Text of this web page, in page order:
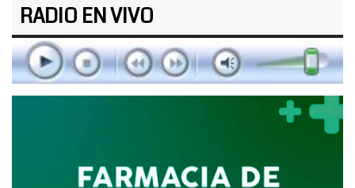
RADIO EN VIVO